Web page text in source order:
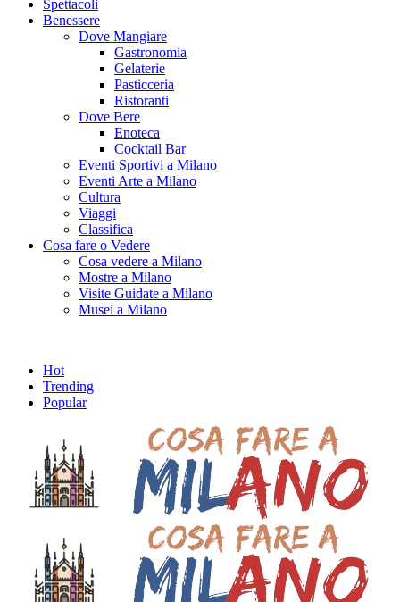
Spettacoli
Benessere
Dove Mangiare
Gastronomia
Gelaterie
Pasticceria
Ristoranti
Dove Bere
Enoteca
Cocktail Bar
Eventi Sportivi a Milano
Eventi Arte a Milano
Cultura
Viaggi
Classifica
Cosa fare o Vedere
Cosa vedere a Milano
Mostre a Milano
Visite Guidate a Milano
Musei a Milano
Hot
Trending
Popular